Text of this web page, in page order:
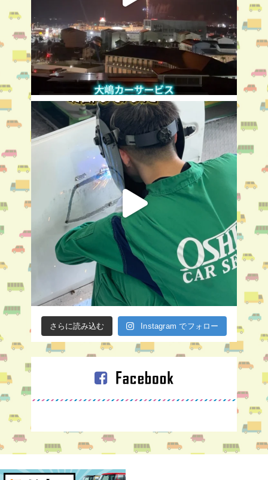
さらに読み込む Instagram でフォロー